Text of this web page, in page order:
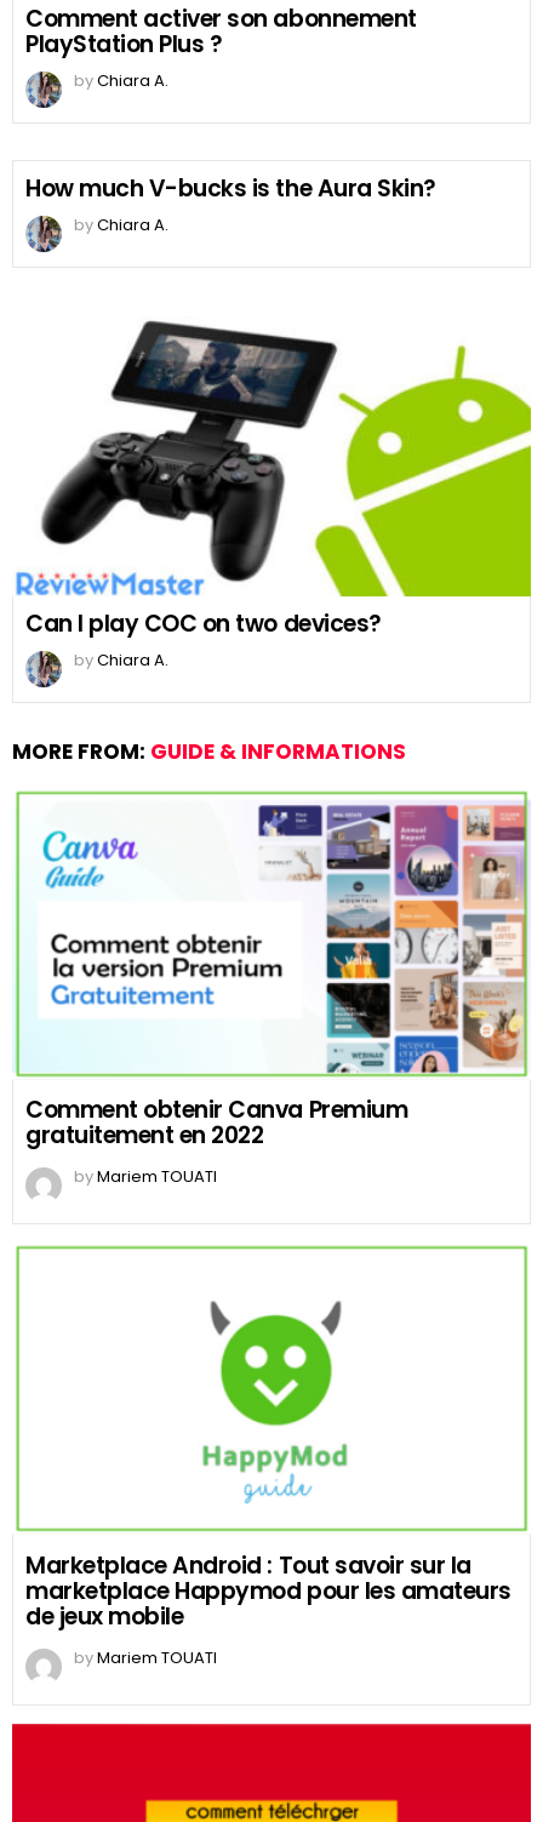
Comment activer son abonnement
PlayStation Plus ?
byChiara A.
How much V-bucks is the Aura Skin?
byChiara A.
Can I play COC on two devices?
byChiara A.
MORE FROM: GUIDE & INFORMATIONS
Comment obtenir Canva Premium
gratuitement en 2022
byMariem TOUATI
Marketplace Android : Tout savoir sur la
marketplace Happymod pour les amateurs
de jeux mobile
byMariem TOUATI